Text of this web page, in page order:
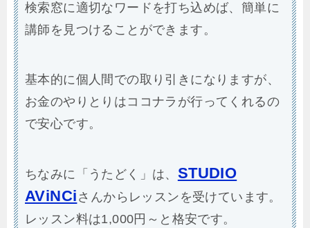
検索窓に適切なワードを打ち込めば、簡単に
講師を見つけることができます。
基本的に個人間での取り引きになりますが、
お金のやりとりはココナラが行ってくれるの
で安心です。
ちなみに「うたどく」は、 STUDIO
AViNCi さんからレッスンを受けています。
レッスン料は1,000円～と格安です。